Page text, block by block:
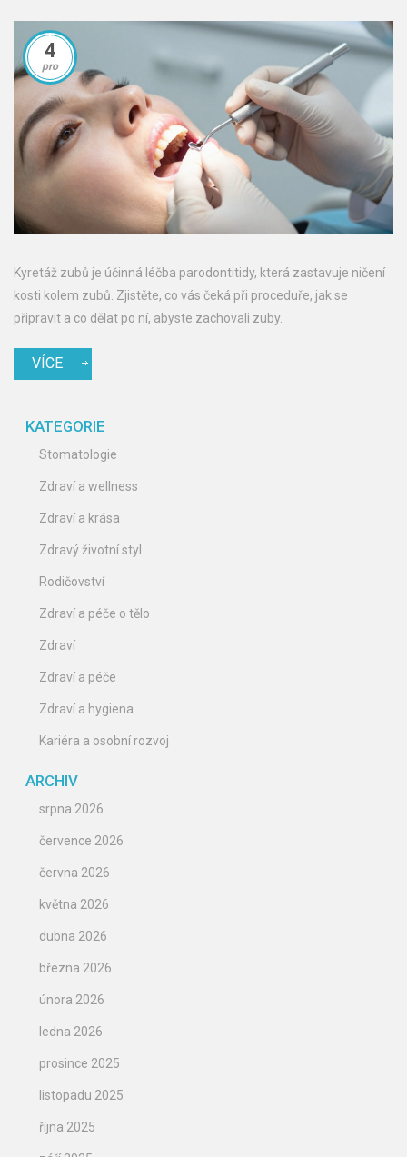
4
pro
Kyretáž zubů je účinná léčba parodontitidy, která zastavuje ničení
kosti kolem zubů. Zjistěte, co vás čeká při proceduře, jak se
připravit a co dělat po ní, abyste zachovali zuby.
VÍCE
KATEGORIE
Stomatologie
Zdraví a wellness
Zdraví a krása
Zdravý životní styl
Rodičovství
Zdraví a péče o tělo
Zdraví
Zdraví a péče
Zdraví a hygiena
Kariéra a osobní rozvoj
ARCHIV
srpna 2026
července 2026
června 2026
května 2026
dubna 2026
března 2026
února 2026
ledna 2026
prosince 2025
listopadu 2025
října 2025